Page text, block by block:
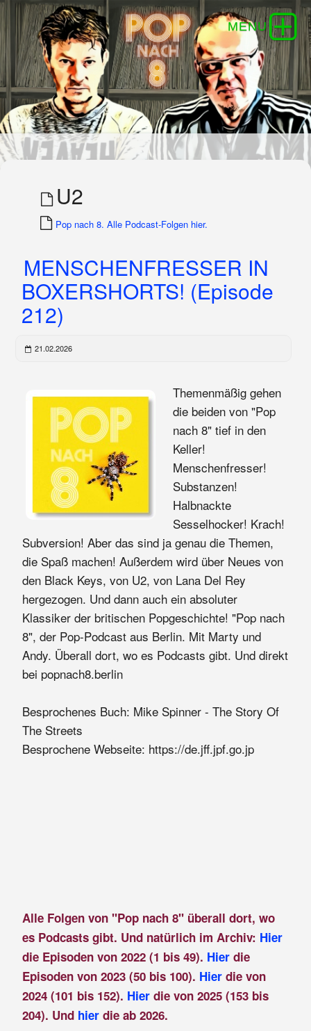
U2
Pop nach 8. Alle Podcast-Folgen hier.
MENSCHENFRESSER IN
BOXERSHORTS! (Episode
212)
21.02.2026
Themenmäßig gehen
die beiden von "Pop
nach 8" tief in den
Keller!
Menschenfresser!
Substanzen!
Halbnackte
Sesselhocker! Krach!
Subversion! Aber das sind ja genau die Themen,
die Spaß machen! Außerdem wird über Neues von
den Black Keys, von U2, von Lana Del Rey
hergezogen. Und dann auch ein absoluter
Klassiker der britischen Popgeschichte! "Pop nach
8", der Pop-Podcast aus Berlin. Mit Marty und
Andy. Überall dort, wo es Podcasts gibt. Und direkt
bei popnach8.berlin
Besprochenes Buch: Mike Spinner - The Story Of
The Streets
Besprochene Webseite: https://de.jff.jpf.go.jp
Alle Folgen von "Pop nach 8" überall dort, wo
es Podcasts gibt. Und natürlich im Archiv: Hier
die Episoden von 2022 (1 bis 49). Hierdie
Episoden von 2023 (50 bis 100). Hier die von
2024 (101 bis 152). Hier die von 2025 (153 bis
204). Und hier die ab 2026.